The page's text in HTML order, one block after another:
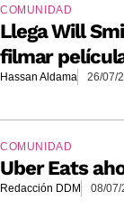
COMUNIDAD
Llega Will
filmar
Hassan Aldama 26/07/
COMUNIDAD
Uber Eats
Redacción DDM 08/07/